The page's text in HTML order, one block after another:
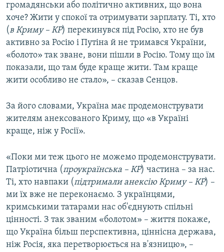
громадянськи або політично активних, що вона
хоче? Жити у спокої та отримувати зарплату. Ті, хто
(в Криму – КР) перекинувся під Росію, хто не був
активно за Росію і Путіна й не тримався України,
«болото» так зване, вони пішли в Росію. Тому що їм
показали, що там буде краще жити. Там краще
жити особливо не стало», – сказав Сенцов.
За його словами, Україна має продемонструвати
жителям анексованого Криму, що «в Україні
краще, ніж у Росії».
«Поки ми теж цього не можемо продемонструвати.
Патріотична (проукраїнська – КР) частина – за нас.
Ті, хто навпаки (підтримали анексію Криму – КР) –
ми їх вже не переконаємо. З українцями,
кримськими татарами нас об'єднують спільні
цінності. З так званим «болотом» – життя покаже,
що Україна більш перспективна, ціннісна держава,
ніж Росія, яка перетворюється на в'язницю», –